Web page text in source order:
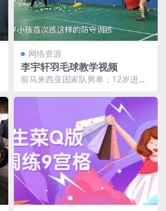
网络资源
李宇轩羽毛球教学视频
前马来西亚国家队男单；12岁进入
家队。退役后曾任...